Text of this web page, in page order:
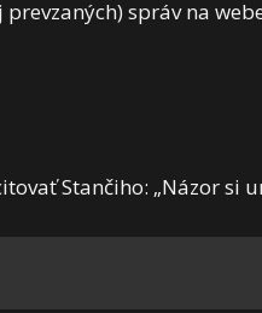
prevzaných) správ na
Stančiho: „Názor si